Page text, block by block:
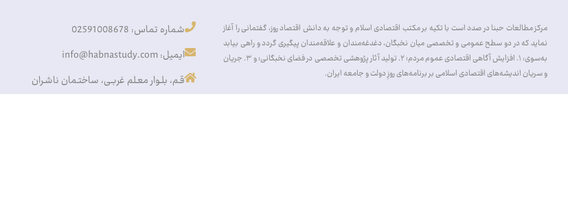
مرکز مطالعات حبنا در صدد است با تکیه بر مکتب اقتصادی اسلام و توجه به دانش اقتصاد روز، گفتمانی را آغاز
نماید که در دو سطح عمومی و تخصصی میان نخبگان، دغدغه‌مندان و علاقه‌مندان پیگیری گردد و راهی بیابد
به‌سوی: ۱. افزایش آگاهی اقتصادی عموم مردم؛ ۲. تولید آثار پژوهشی تخصصی در فضای نخبگانی؛ و ۳. جریان
و سریان اندیشه‌های اقتصادی اسلامی بر برنامه‌های روزِ دولت و جامعه ایران.
شماره تماس: 02591008678
ایمیل: info@habnastudy.com
قـم، بلـوار معـلم غربـی، ساختـمان ناشـران